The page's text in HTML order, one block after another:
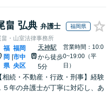
畠 弘典 弁護士 福岡県
畠・山室法律事務所
福
岡
県
|
福岡
市中
央区
天神駅
から徒歩
5分
営業時間：10:0
0~19:00（平
日）
【相続・不動産・行政・刑事】経験
５年の弁護士が丁寧に対応し、あ